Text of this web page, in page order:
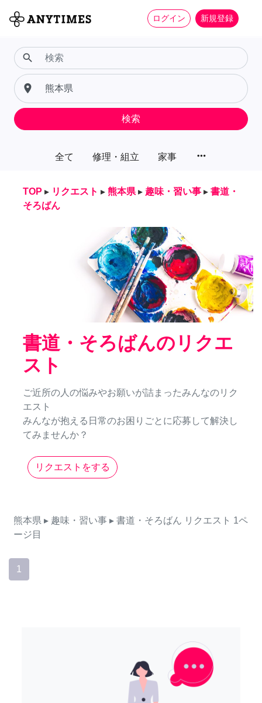
ログイン 新規登録
全て 修理・組立 家事 more_horiz
search
place
検索
TOP ▸ リクエスト ▸ 熊本県 ▸ 趣味・習い事 ▸ 書道・
そろばん
書道・そろばんのリクエ
スト
ご近所の人の悩みやお願いが詰まったみんなのリク
エスト
みんなが抱える日常のお困りごとに応募して解決し
てみませんか？
リクエストをする
熊本県 ▸ 趣味・習い事 ▸ 書道・そろばん リクエスト 1ペ
ージ目
1